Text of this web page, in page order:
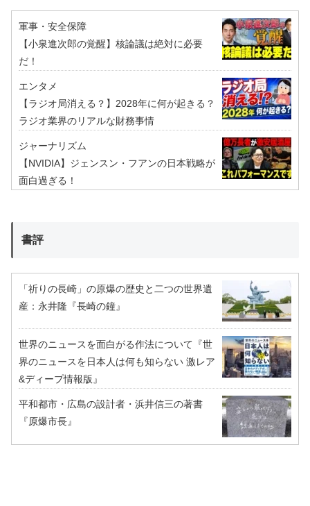
軍事・安全保障
【小泉進次郎の覚醒】核論議は絶対に必要
だ！
エンタメ
【ラジオ局消える？】2028年に何が起きる？
ラジオ業界のリアルな財務事情
ジャーナリズム
【NVIDIA】ジェンスン・フアンの日本戦略が
面白過ぎる！
書評
「祈りの長崎」の原爆の歴史と二つの世界遺
産：永井隆『長崎の鐘』
世界のニュースを面白がる作法について『世
界のニュースを日本人は何も知らない 激レア
&ディープ情報版』
平和都市・広島の設計者・浜井信三の著書
『原爆市長』